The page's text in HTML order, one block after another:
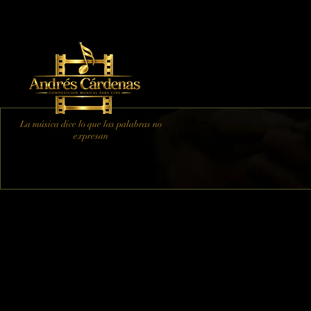
La música dice lo que las palabras no
expresan